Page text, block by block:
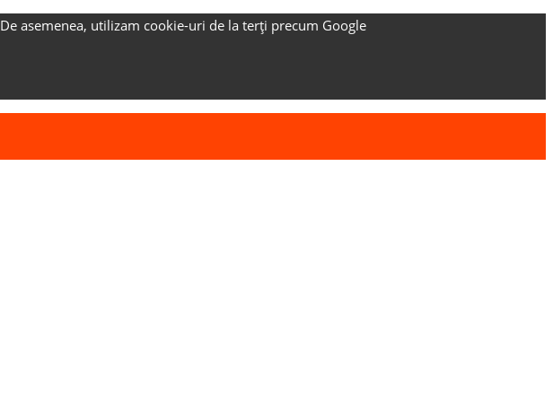
De asemenea, utilizam cookie-uri de la terți precum Google